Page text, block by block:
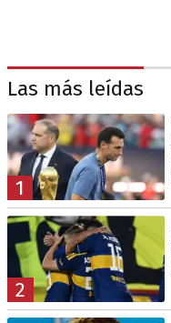
Las más leídas
1
2